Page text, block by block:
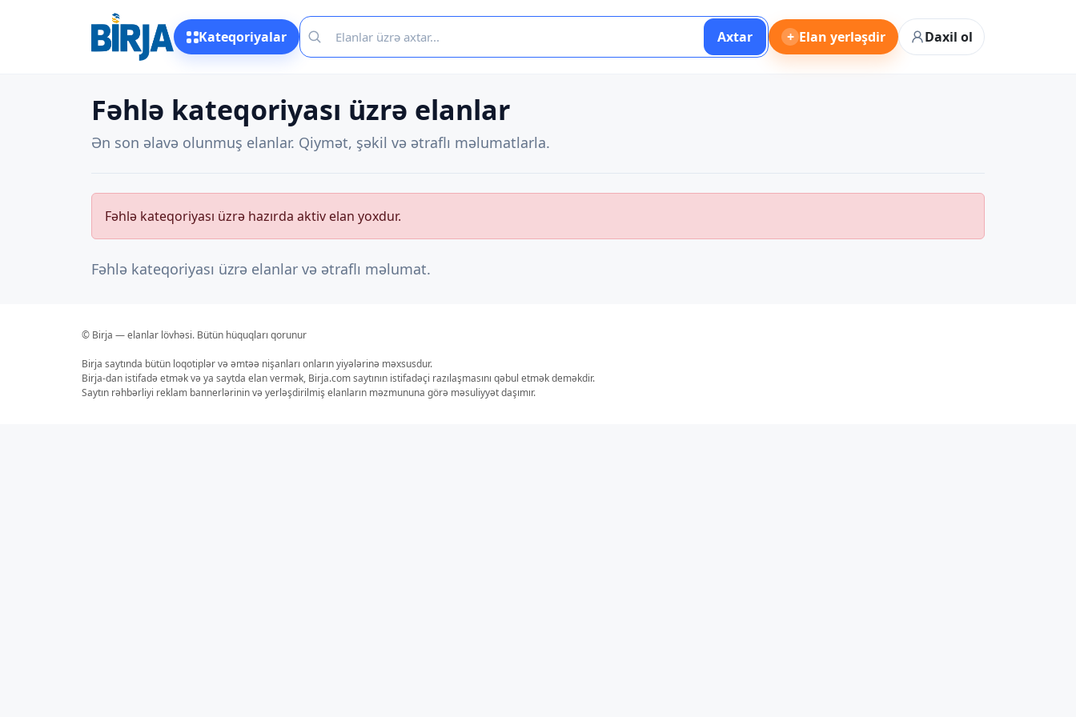
Kateqoriyalar Axtar + Elan yerləşdir Daxil ol
Fəhlə kateqoriyası üzrə elanlar
Ən son əlavə olunmuş elanlar. Qiymət, şəkil və ətraflı məlumatlarla.
Fəhlə kateqoriyası üzrə hazırda aktiv elan yoxdur.
Fəhlə kateqoriyası üzrə elanlar və ətraflı məlumat.
© Birja — elanlar lövhəsi. Bütün hüquqları qorunur
Birja saytında bütün loqotiplər və əmtəə nişanları onların yiyələrinə məxsusdur.
Birja-dan istifadə etmək və ya saytda elan vermək, Birja.com saytının istifadəçi razılaşmasını qəbul etmək deməkdir.
Saytın rəhbərliyi reklam bannerlərinin və yerləşdirilmiş elanların məzmununa görə məsuliyyət daşımır.